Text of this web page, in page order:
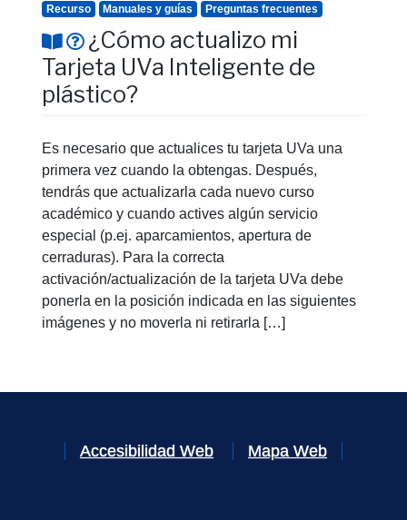
Recurso Manuales y guías Preguntas frecuentes
¿Cómo actualizo mi
Tarjeta UVa Inteligente de
plástico?
Es necesario que actualices tu tarjeta UVa una
primera vez cuando la obtengas. Después,
tendrás que actualizarla cada nuevo curso
académico y cuando actives algún servicio
especial (p.ej. aparcamientos, apertura de
cerraduras). Para la correcta
activación/actualización de la tarjeta UVa debe
ponerla en la posición indicada en las siguientes
imágenes y no moverla ni retirarla […]
Accesibilidad Web Mapa Web